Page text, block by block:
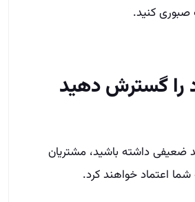
کنید.
ضعیفی داشته باشید، مشتریان
اعتماد خواهند کرد.